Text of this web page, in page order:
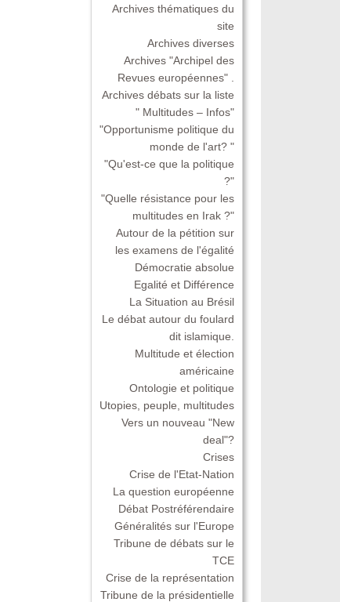
Archives thématiques du
site
Archives diverses
Archives "Archipel des
Revues européennes" .
Archives débats sur la liste
" Multitudes – Infos"
"Opportunisme politique du
monde de l'art? "
"Qu'est-ce que la politique
?"
"Quelle résistance pour les
multitudes en Irak ?"
Autour de la pétition sur
les examens de l'égalité
Démocratie absolue
Egalité et Différence
La Situation au Brésil
Le débat autour du foulard
dit islamique.
Multitude et élection
américaine
Ontologie et politique
Utopies, peuple, multitudes
Vers un nouveau "New
deal"?
Crises
Crise de l'Etat-Nation
La question européenne
Débat Postréférendaire
Généralités sur l'Europe
Tribune de débats sur le
TCE
Crise de la représentation
Tribune de la présidentielle